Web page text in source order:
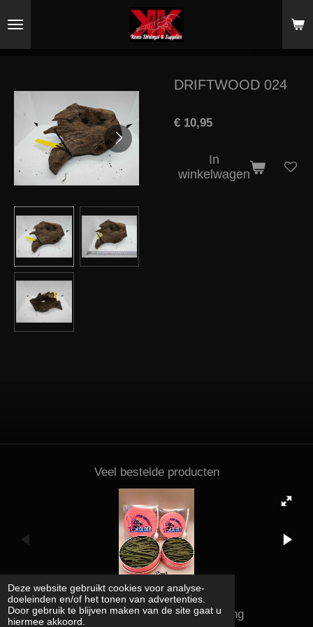
Deze website gebruikt cookies voor analyse-
doeleinden en/of het tonen van advertenties.
Door gebruik te blijven maken van de site gaat u
hiermee akkoord.
direct
DRIFTWOOD 024
€ 10,95
In
winkelwagen
Veel bestelde producten
Kena shrimps and supplies rating